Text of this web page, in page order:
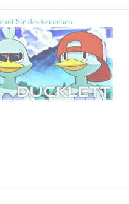
Sie das verstehen.